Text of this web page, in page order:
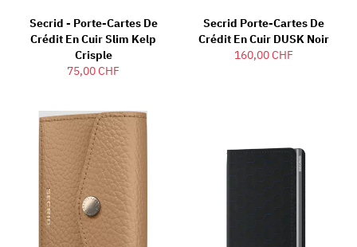
Secrid - Porte-Cartes De
Crédit En Cuir Slim Kelp
Crisple
75,00 CHF
Secrid Porte-Cartes De
Crédit En Cuir DUSK Noir
160,00 CHF